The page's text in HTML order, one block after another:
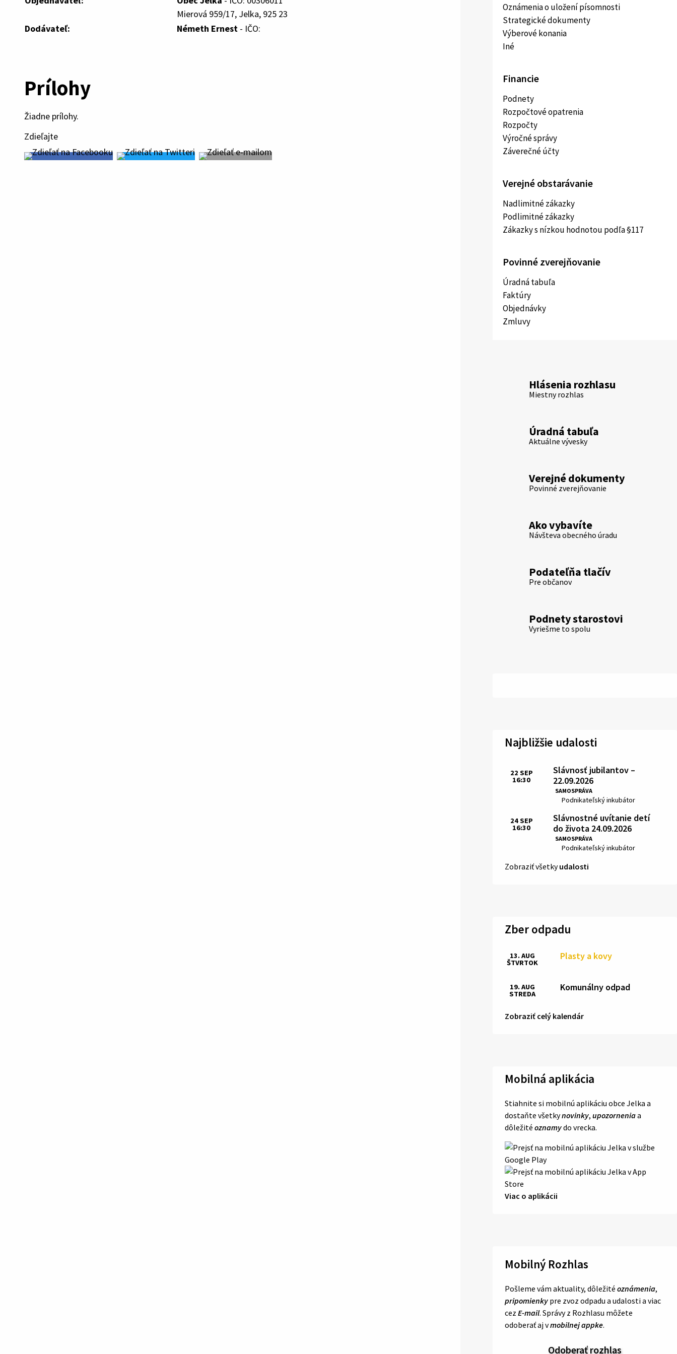
Mierová 959/17, Jelka, 925 23
Dodávateľ:
Németh Ernest - IČO:
Prílohy
Žiadne prílohy.
Zdieľajte
Oznámenia o uložení písomnosti
Strategické dokumenty
Výberové konania
Iné
Financie
Podnety
Rozpočtové opatrenia
Rozpočty
Výročné správy
Záverečné účty
Verejné obstarávanie
Nadlimitné zákazky
Podlimitné zákazky
Zákazky s nízkou hodnotou podľa §117
Povinné zverejňovanie
Úradná tabuľa
Faktúry
Objednávky
Zmluvy
Hlásenia rozhlasu
Miestny rozhlas
Úradná tabuľa
Aktuálne vývesky
Verejné dokumenty
Povinné zverejňovanie
Ako vybavíte
Návšteva obecného úradu
Podateľňa tlačív
Pre občanov
Podnety starostovi
Vyriešme to spolu
Najbližšie udalosti
Slávnosť jubilantov –
22.09.2026
SAMOSPRÁVA
Miesto:
Podnikateľský inkubátor
Čas:
22 SEP
16:30
Slávnostné uvítanie detí
do života 24.09.2026
SAMOSPRÁVA
Miesto:
Podnikateľský inkubátor
Čas:
24SEP
16:30
Zobraziť všetkyudalosti
Zber odpadu
Plasty a kovy
13. AUG
ŠTVRTOK
Komunálny odpad
19. AUG
STREDA
Zobraziť celý kalendár
Mobilná aplikácia
Stiahnite si mobilnú aplikáciu obce Jelka a
dostaňte všetkynovinky, upozorneniaa
dôležité oznamydo vrecka.
Viac o aplikácii
Mobilný Rozhlas
Pošleme vám aktuality, dôležité oznámenia,
pripomienky pre zvoz odpadu a udalosti a viac
cez E-mail. Správy z Rozhlasu môžete
odoberať aj vmobilnej appke.
Odoberať rozhlas